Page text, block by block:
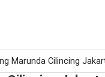
Marunda Cilincing Jakarta